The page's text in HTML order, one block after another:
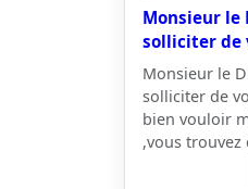
Monsieur le
solliciter de
Monsieur le
solliciter de
bien vouloir
,vous